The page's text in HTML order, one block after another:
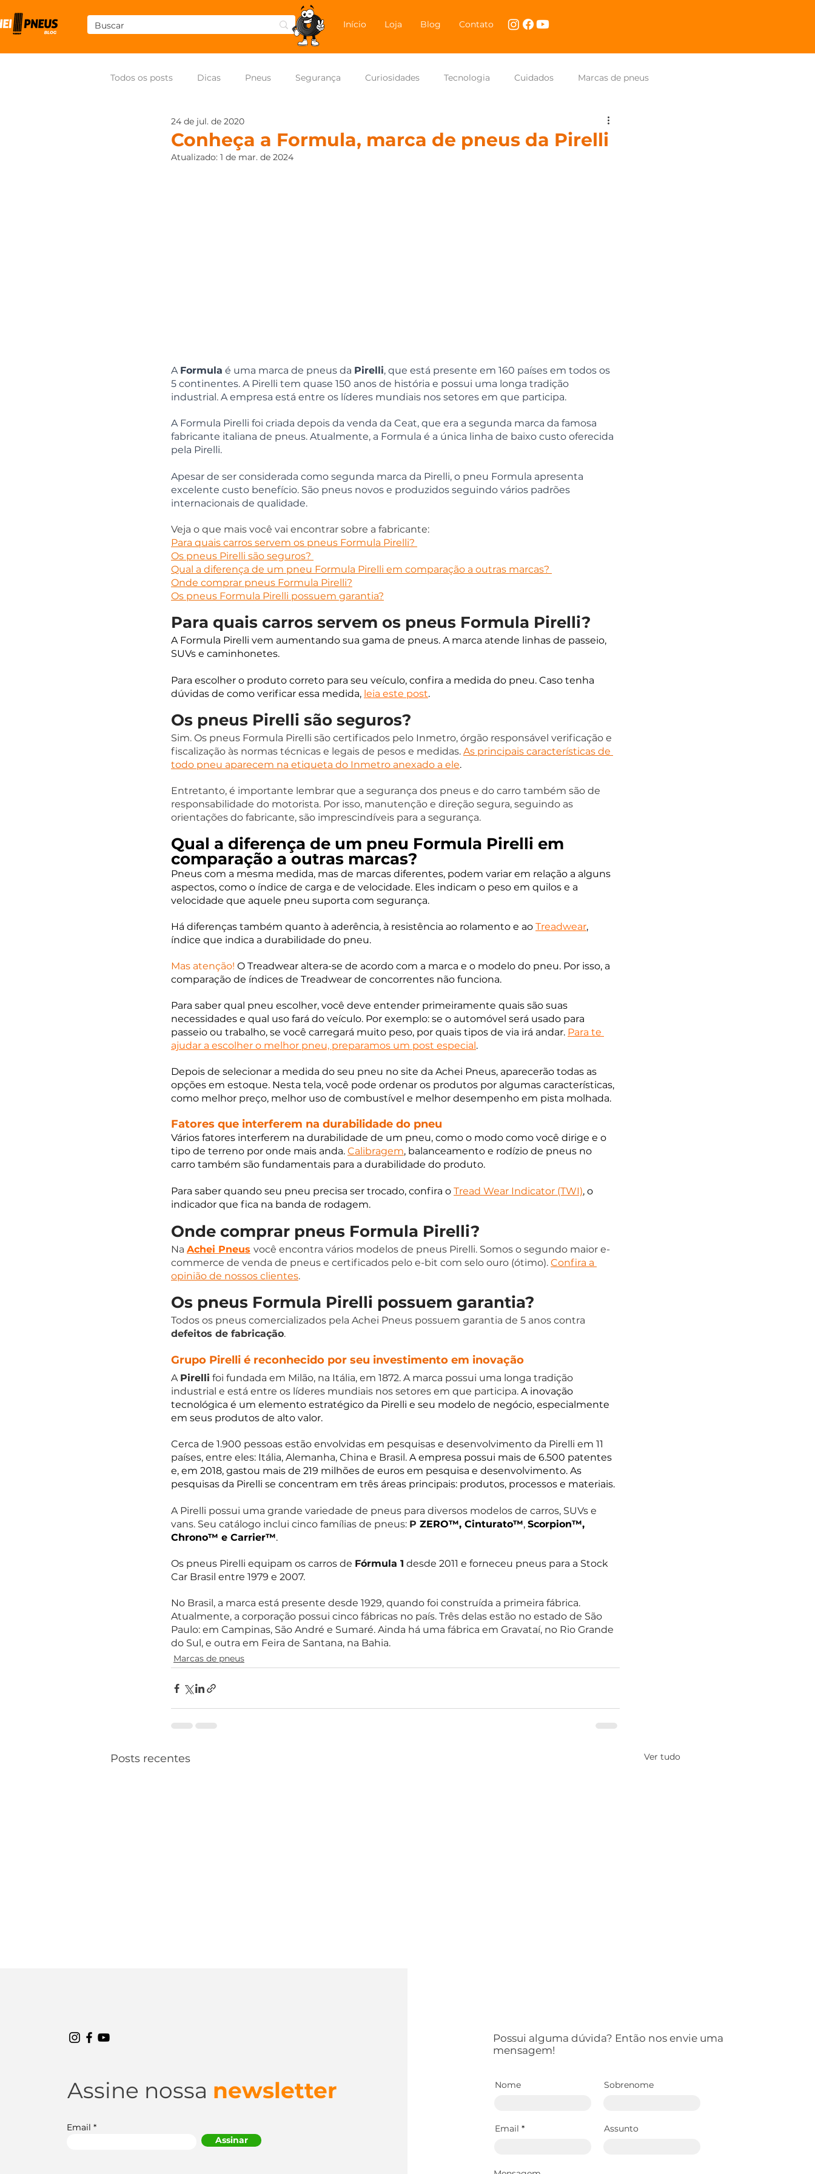
Início Loja Blog Contato
Todos os posts Dicas Pneus Segurança Curiosidades Tecnologia Cuidados Marcas de pneus
Pneus para moto
Conheça a Formula, marca de pneus da Pirelli
24 de jul. de 2020
Atualizado: 1 de mar. de 2024
A Formula é uma marca de pneus da Pirelli, que está presente em 160 países em todos os
5 continentes. A Pirelli tem quase 150 anos de história e possui uma longa tradição
industrial. A empresa está entre os líderes mundiais nos setores em que participa.
A Formula Pirelli foi criada depois da venda da Ceat, que era a segunda marca da famosa
fabricante italiana de pneus. Atualmente, a Formula é a única linha de baixo custo oferecida
pela Pirelli.
Apesar de ser considerada como segunda marca da Pirelli, o pneu Formula apresenta
excelente custo benefício. São pneus novos e produzidos seguindo vários padrões
internacionais de qualidade.
Veja o que mais você vai encontrar sobre a fabricante:
Para quais carros servem os pneus Formula Pirelli?
Os pneus Pirelli são seguros?
Qual a diferença de um pneu Formula Pirelli em comparação a outras marcas?
Onde comprar pneus Formula Pirelli?
Os pneus Formula Pirelli possuem garantia?
Para quais carros servem os pneus Formula Pirelli?
A Formula Pirelli vem aumentando sua gama de pneus. A marca atende linhas de passeio,
SUVs e caminhonetes.
Para escolher o produto correto para seu veículo, confira a medida do pneu. Caso tenha
dúvidas de como verificar essa medida, leia este post.
Os pneus Pirelli são seguros?
Sim. Os pneus Formula Pirelli são certificados pelo Inmetro, órgão responsável verificação e
fiscalização às normas técnicas e legais de pesos e medidas. As principais características de
todo pneu aparecem na etiqueta do Inmetro anexado a ele.
Entretanto, é importante lembrar que a segurança dos pneus e do carro também são de
responsabilidade do motorista. Por isso, manutenção e direção segura, seguindo as
orientações do fabricante, são imprescindíveis para a segurança.
Qual a diferença de um pneu Formula Pirelli em
comparação a outras marcas?
Pneus com a mesma medida, mas de marcas diferentes, podem variar em relação a alguns
aspectos, como o índice de carga e de velocidade. Eles indicam o peso em quilos e a
velocidade que aquele pneu suporta com segurança.
Há diferenças também quanto à aderência, à resistência ao rolamento e ao Treadwear,
índice que indica a durabilidade do pneu.
Mas atenção! O Treadwear altera-se de acordo com a marca e o modelo do pneu. Por isso, a
comparação de índices de Treadwear de concorrentes não funciona.
Para saber qual pneu escolher, você deve entender primeiramente quais são suas
necessidades e qual uso fará do veículo. Por exemplo: se o automóvel será usado para
passeio ou trabalho, se você carregará muito peso, por quais tipos de via irá andar. Para te
ajudar a escolher o melhor pneu, preparamos um post especial .
Depois de selecionar a medida do seu pneu no site da Achei Pneus, aparecerão todas as
opções em estoque. Nesta tela, você pode ordenar os produtos por algumas características,
como melhor preço, melhor uso de combustível e melhor desempenho em pista molhada.
Fatores que interferem na durabilidade do pneu
Vários fatores interferem na durabilidade de um pneu, como o modo como você dirige e o
tipo de terreno por onde mais anda. Calibragem, balanceamento e rodízio de pneus no
carro também são fundamentais para a durabilidade do produto.
Para saber quando seu pneu precisa ser trocado, confira o Tread Wear Indicator (TWI), o
indicador que fica na banda de rodagem.
Onde comprar pneus Formula Pirelli?
Na Achei Pneus você encontra vários modelos de pneus Pirelli. Somos o segundo maior e-
commerce de venda de pneus e certificados pelo e-bit com selo ouro (ótimo). Confira a
opinião de nossos clientes.
Os pneus Formula Pirelli possuem garantia?
Todos os pneus comercializados pela Achei Pneus possuem garantia de 5 anos contra
defeitos de fabricação.
Grupo Pirelli é reconhecido por seu investimento em inovação
A Pirelli foi fundada em Milão, na Itália, em 1872. A marca possui uma longa tradição
industrial e está entre os líderes mundiais nos setores em que participa. A inovação
tecnológica é um elemento estratégico da Pirelli e seu modelo de negócio, especialmente
em seus produtos de alto valor.
Cerca de 1.900 pessoas estão envolvidas em pesquisas e desenvolvimento da Pirelli em 11
países, entre eles: Itália, Alemanha, China e Brasil. A empresa possui mais de 6.500 patentes
e, em 2018, gastou mais de 219 milhões de euros em pesquisa e desenvolvimento. As
pesquisas da Pirelli se concentram em três áreas principais: produtos, processos e materiais.
A Pirelli possui uma grande variedade de pneus para diversos modelos de carros, SUVs e
vans. Seu catálogo inclui cinco famílias de pneus: P ZERO™, Cinturato™, Scorpion™,
Chrono™ e Carrier™.
Os pneus Pirelli equipam os carros de Fórmula 1 desde 2011 e forneceu pneus para a Stock
Car Brasil entre 1979 e 2007.
No Brasil, a marca está presente desde 1929, quando foi construída a primeira fábrica.
Atualmente, a corporação possui cinco fábricas no país. Três delas estão no estado de São
Paulo: em Campinas, São André e Sumaré. Ainda há uma fábrica em Gravataí, no Rio Grande
do Sul, e outra em Feira de Santana, na Bahia.
Marcas de pneus
Posts recentes Ver tudo
Conheça essa marca sul-
coreana
EcoContact 6 é o
equipamento original do
Conheça a nova marca
Assine nossa newsletter
Email
Assinar
Possui alguma dúvida? Então nos envie uma
mensagem!
Nome Sobrenome
Email Assunto